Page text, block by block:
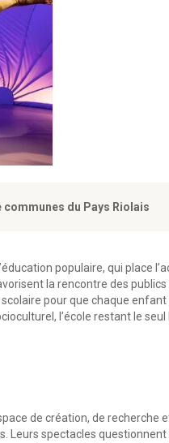
communes du Pays Riolais
populaire, qui
la rencontre des
pour que chaque
l’école restant le
de création, de
spectacles